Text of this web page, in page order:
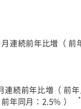
連続前年比増（ 前
連続前年比増（ 前年
前年同月：2.5% ） *